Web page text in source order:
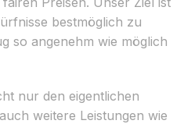
bestmöglich zu
so angenehm wie möglich
nur den eigentlichen
weitere Leistungen wie